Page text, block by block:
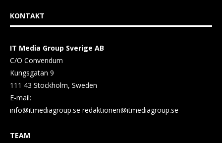
KONTAKT
IT Media Group Sverige AB
C/O Convendum
Kungsgatan 9
111 43 Stockholm, Sweden
E-mail:
info@itmediagroup.se redaktionen@itmediagroup.se
TEAM